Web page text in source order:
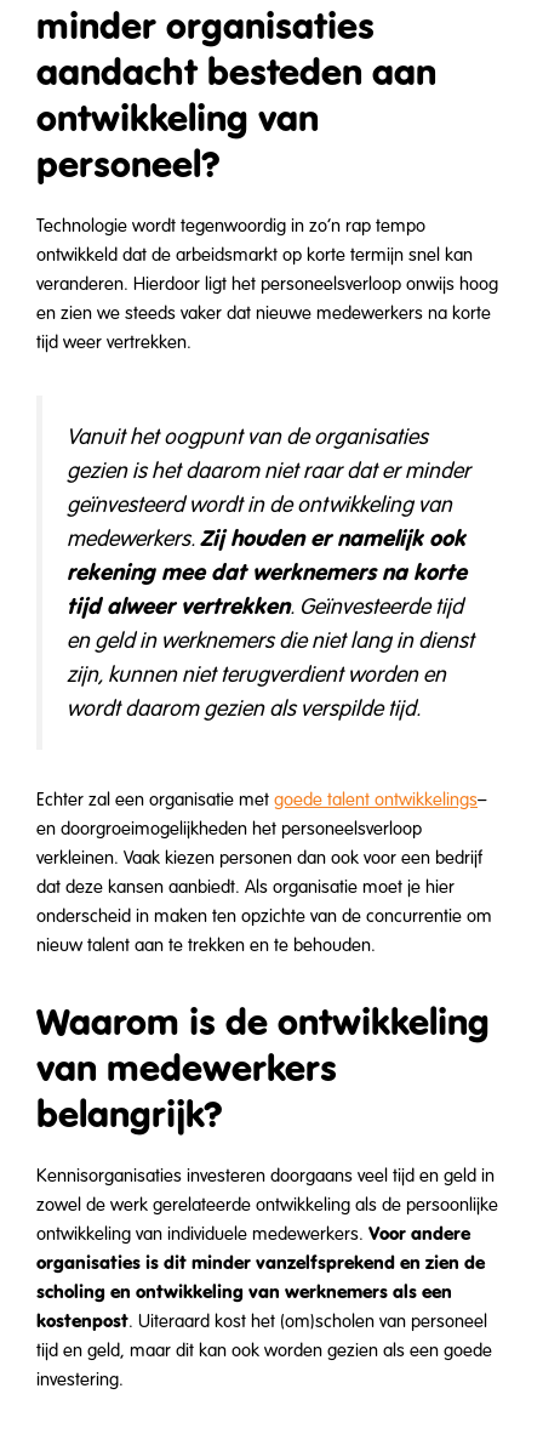
minder organisaties
aandacht besteden aan
ontwikkeling van
personeel?
Technologie wordt tegenwoordig in zo’n rap tempo
ontwikkeld dat de arbeidsmarkt op korte termijn snel kan
veranderen. Hierdoor ligt het personeelsverloop onwijs hoog
en zien we steeds vaker dat nieuwe medewerkers na korte
tijd weer vertrekken.
Vanuit het oogpunt van de organisaties
gezien is het daarom niet raar dat er minder
geïnvesteerd wordt in de ontwikkeling van
medewerkers.Zij houden er namelijk ook
rekening mee dat werknemers na korte
tijd alweer vertrekken. Geïnvesteerde tijd
en geld in werknemers die niet lang in dienst
zijn, kunnen niet terugverdient worden en
wordt daarom gezien als verspilde tijd.
Echter zal een organisatie met goede talent ontwikkelings–
en doorgroeimogelijkheden het personeelsverloop
verkleinen. Vaak kiezen personen dan ook voor een bedrijf
dat deze kansen aanbiedt. Als organisatie moet je hier
onderscheid in maken ten opzichte van de concurrentie om
nieuw talent aan te trekken en te behouden.
Waarom is de ontwikkeling
van medewerkers
belangrijk?
Kennisorganisaties investeren doorgaans veel tijd en geld in
zowel de werk gerelateerde ontwikkeling als de persoonlijke
ontwikkeling van individuele medewerkers. Voor andere
organisaties is dit minder vanzelfsprekend en zien de
scholing en ontwikkeling van werknemers als een
kostenpost. Uiteraard kost het (om)scholen van personeel
tijd en geld, maar dit kan ook worden gezien als een goede
investering.